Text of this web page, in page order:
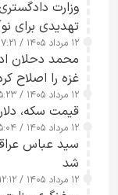
تهدیدی برای
۱۲ مرداد ۱۴۰۵ / ۱۷:۲۱
محمد دحلان
غزه را اصلاح
۱۲ مرداد ۱۴۰۵ / ۱۵:۲۳
قیمت سکه، دلار و طلا ۱۲
۱۲ مرداد ۱۴۰۵ / ۱۵:۰۴
سید عباس
شد
۱۲ مرداد ۱۴۰۵ / ۱۲:۱۲